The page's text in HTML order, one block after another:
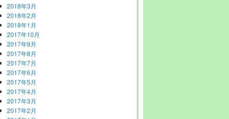
2018年3月
2018年2月
2018年1月
2017年10月
2017年9月
2017年8月
2017年7月
2017年6月
2017年5月
2017年4月
2017年3月
2017年2月